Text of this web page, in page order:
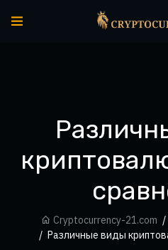
Cryptocurrency-21.com
Различные виды